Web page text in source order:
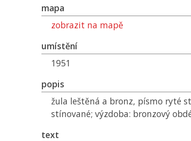
mapa
zobrazit na mapě
umístění
1951
popis
žula leštěná a bronz, písmo ryté
stínované; výzdoba: bronzový
text